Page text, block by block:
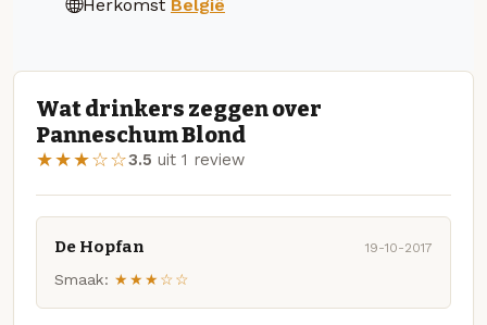
Herkomst België
Wat drinkers zeggen over
Panneschum Blond
★★★☆☆3.5 uit 1 review
De Hopfan 19-10-2017
Smaak: ★★★☆☆